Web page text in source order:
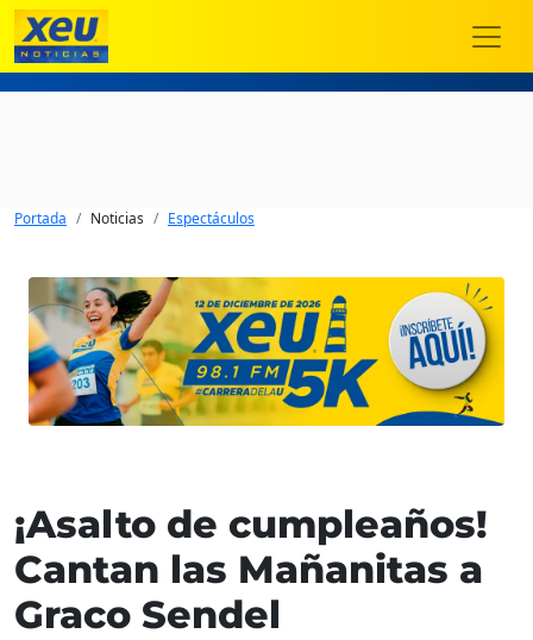
Portada Noticias Espectáculos
¡Asalto de cumpleaños!
Cantan las Mañanitas a
Graco Sendel